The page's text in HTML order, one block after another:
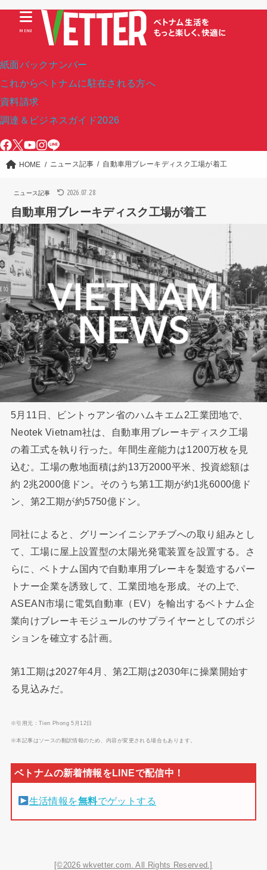
紙面バックナンバー
これからベトナムに駐在される方へ
資料請求
調達＆ビジネスガイド2026
MENU
HOME ニュース記事 自動車用ブレーキディスク工場が着工
ニュース記事 2026.07.28
自動車用ブレーキディスク工場が着工
5月11日、ビントゥアン省のハムキエム2工業団地で、
Neotek Vietnam社は、自動車用ブレーキディスク工場
の着工式を執り行った。年間生産能力は1200万枚を見
込む。工場の敷地面積は約13万2000平米、投資総額は
約 2兆2000億ドン。そのうち第1工期が約1兆6000億ド
ン、第2工期が約5750億ドン。
同社によると、グリーンイニシアチブへの取り組みとし
て、工場に屋上設置型の太陽光発電装置を設置する。さ
らに、ベトナム国内で自動車用ブレーキを製造するパー
トナー企業を誘致して、工業団地を形成。その上で、
ASEAN市場に電気自動車（EV）を輸出するベトナム企
業向けブレーキモジュールのサプライヤーとしてのポジ
ションを確立する計画。
第1工期は2027年4月、第2工期は2030年に操業開始す
る見込みだ。
※引用元：Tien Phong 5月12日
※本記事はソースの翻訳情報のため、内容が変更される場合もあります。
生活情報を無料でゲットする
[©2026 wkvetter.com. All Rights Reserved.]